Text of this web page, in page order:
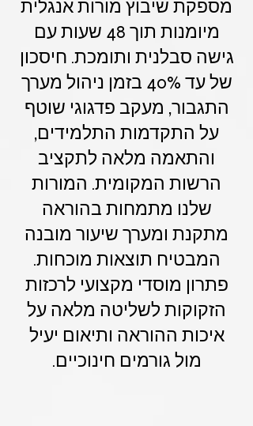
מספקת שיבוץ מורות אנגלית
מיומנות תוך 48 שעות עם
גישה סבלנית ותומכת. חיסכון
של עד 40% בזמן ניהול מערך
התגבור, מעקב פדגוגי שוטף
על התקדמות התלמידים,
והתאמה מלאה לתקציב
הרשות המקומית. המורות
שלנו מתמחות בהוראה
מתקנת ומערך שיעור מובנה
המבטיח תוצאות מוכחות.
פתרון מוסדי מקצועי לרכזות
הזקוקות לשליטה מלאה על
איכות ההוראה ותיאום יעיל
מול גורמים חינוכיים.